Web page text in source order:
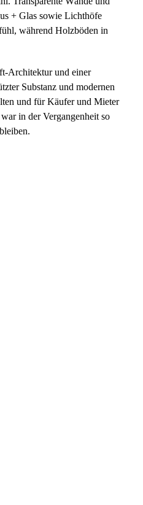
+ Glas sowie Lichthöfe
während Holzböden in
Architektur und einer
Substanz und modernen
und für Käufer und Mieter
in der Vergangenheit so